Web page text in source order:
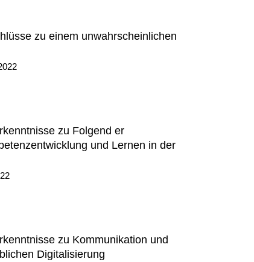
zu einem unwahrscheinlichen
zu Folgend er
und Lernen in der
zu Kommunikation und
Digitalisierung